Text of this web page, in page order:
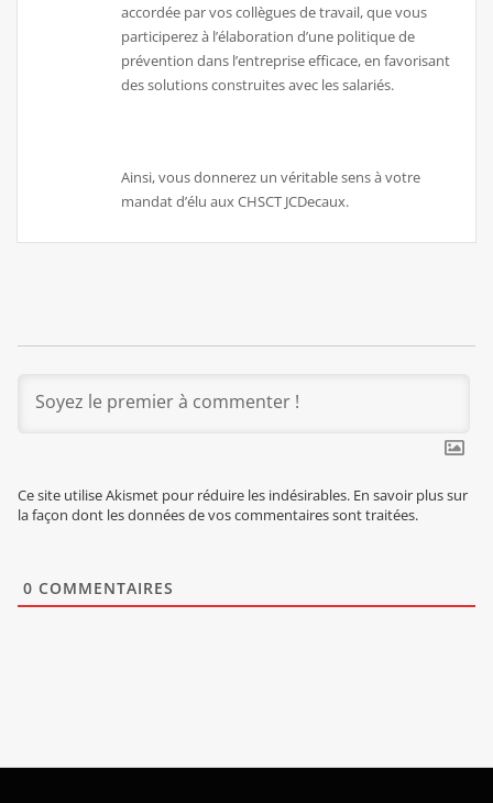
accordée par vos collègues de travail, que vous
participerez à l’élaboration d’une politique de
prévention dans l’entreprise efficace, en favorisant
des solutions construites avec les salariés.
Ainsi, vous donnerez un véritable sens à votre
mandat d’élu aux CHSCT JCDecaux.
Ce site utilise Akismet pour réduire les indésirables. En savoir plus sur
la façon dont les données de vos commentaires sont traitées.
0 COMMENTAIRES